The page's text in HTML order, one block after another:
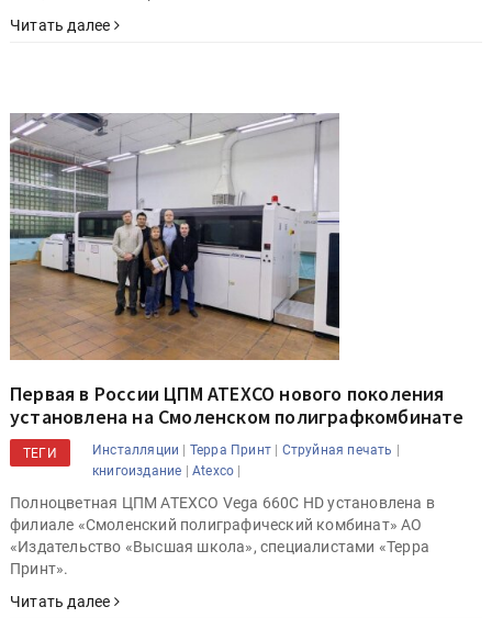
Читать далее
Первая в России ЦПМ ATEXCO нового поколения
установлена на Смоленском полиграфкомбинате
ТЕГИ Инсталляции | Терра Принт | Струйная печать |
книгоиздание |Atexco |
Полноцветная ЦПМ ATEXCO Vega 660C HD установлена в
филиале «Смоленский полиграфический комбинат» АО
«Издательство «Высшая школа», специалистами «Терра
Принт».
Читать далее